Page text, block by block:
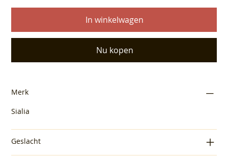
In winkelwagen
Nu kopen
Merk
Sialia
Geslacht